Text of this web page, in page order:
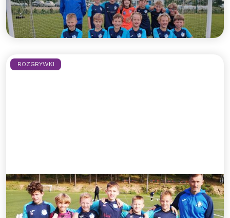
Kolejne ligowe zwycięstwo rocznika 2012!
Czytaj więcej >>
ROZGRYWKI
Rocznik 2010 z kolejnym
ligowym zwycięstwem!
Błękitni dopisują 3 punkty po dobrym meczu na